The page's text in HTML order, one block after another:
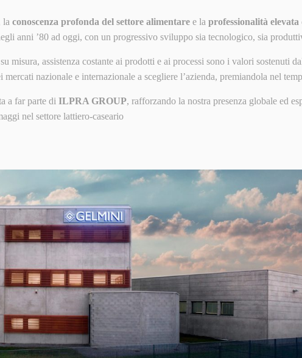
la conoscenza profonda del settore alimentare e la professionalità
anni ’80 ad oggi, con un progressivo sviluppo sia tecnologico, sia
misura, assistenza costante ai prodotti e ai processi sono i valori sostenuti
nazionale e internazionale a scegliere l’azienda, premiandola nel
a far parte di ILPRA GROUP, rafforzando la nostra presenza globale ed
nel settore lattiero‑caseario